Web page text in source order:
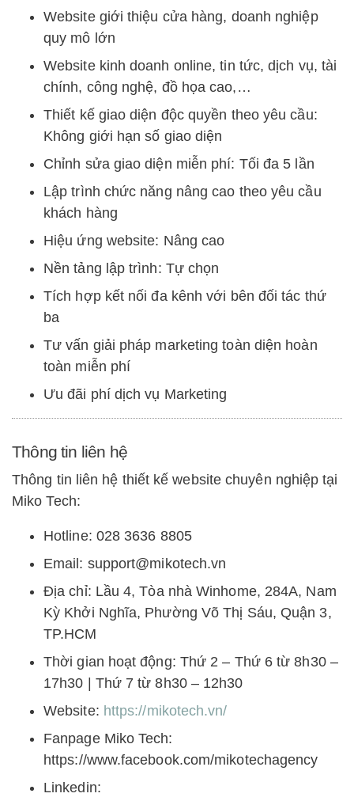
Website giới thiệu cửa hàng, doanh nghiệp
quy mô lớn
Website kinh doanh online, tin tức, dịch vụ, tài
chính, công nghệ, đồ họa cao,…
Thiết kế giao diện độc quyền theo yêu cầu:
Không giới hạn số giao diện
Chỉnh sửa giao diện miễn phí: Tối đa 5 lần
Lập trình chức năng nâng cao theo yêu cầu
khách hàng
Hiệu ứng website: Nâng cao
Nền tảng lập trình: Tự chọn
Tích hợp kết nối đa kênh với bên đối tác thứ
ba
Tư vấn giải pháp marketing toàn diện hoàn
toàn miễn phí
Ưu đãi phí dịch vụ Marketing
Thông tin liên hệ
Thông tin liên hệ thiết kế website chuyên nghiệp tại
Miko Tech:
Hotline: 028 3636 8805
Email: support@mikotech.vn
Địa chỉ: Lầu 4, Tòa nhà Winhome, 284A, Nam
Kỳ Khởi Nghĩa, Phường Võ Thị Sáu, Quận 3,
TP.HCM
Thời gian hoạt động: Thứ 2 – Thứ 6 từ 8h30 –
17h30 | Thứ 7 từ 8h30 – 12h30
Website: https://mikotech.vn/
Fanpage Miko Tech:
https://www.facebook.com/mikotechagency
Linkedin: